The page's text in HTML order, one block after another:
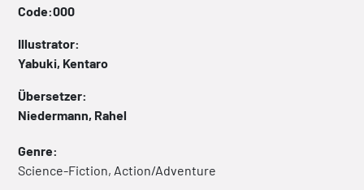
Code:000
Illustrator:
Yabuki, Kentaro
Übersetzer:
Niedermann, Rahel
Genre:
Science-Fiction, Action/Adventure